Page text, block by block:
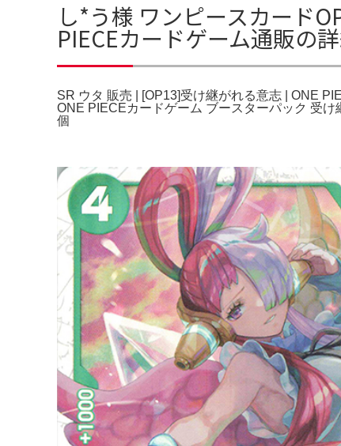
し*う様 ワンピースカード
PIECEカードゲーム通販の
SR ウタ 販売 | [OP13]受け継がれる意志 | ONE
ONE PIECEカードゲーム ブースターパック 受け
個